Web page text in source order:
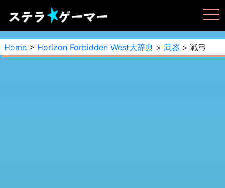
Home > Horizon Forbidden West大辞典 > 武器 > 戦弓